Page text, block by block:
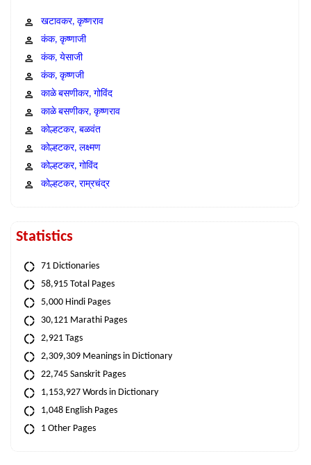
खटावकर, कृष्णराव
कंक, कृष्णाजी
कंक, येसाजी
कंक, कृष्णजी
काळे बसणीकर, गोविंद
काळे बसणीकर, कृष्णराव
कोल्हटकर, बळवंत
कोल्हटकर, लक्ष्मण
कोल्हटकर, गोविंद
कोल्हटकर, राम्रचंद्र
Statistics
71 Dictionaries
58,915 Total Pages
5,000 Hindi Pages
30,121 Marathi Pages
2,921 Tags
2,309,309 Meanings in Dictionary
22,745 Sanskrit Pages
1,153,927 Words in Dictionary
1,048 English Pages
1 Other Pages